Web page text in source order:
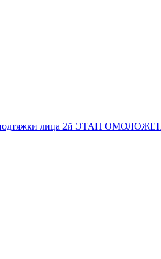
подтяжки лица 2й ЭТАП